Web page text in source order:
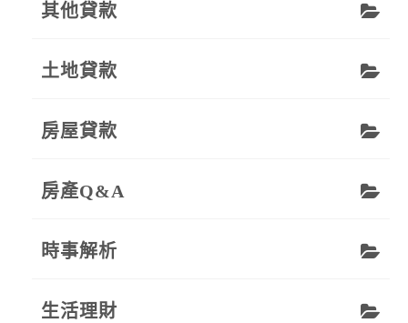
其他貸款
土地貸款
房屋貸款
房產Q&A
時事解析
生活理財